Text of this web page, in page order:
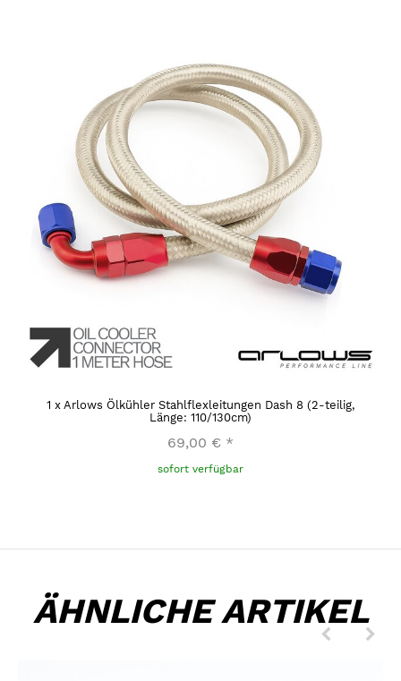
1 x Arlows Ölkühler Stahlflexleitungen Dash 8 (2-teilig,
Länge: 110/130cm)
69,00 € *
sofort verfügbar
ÄHNLICHE ARTIKEL